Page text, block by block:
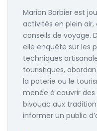
Marion Barbier est
activités en plein
conseils de voyage.
elle enquête sur les
techniques
touristiques,
la poterie ou le
menée à couvrir
bivouac aux
informer un public